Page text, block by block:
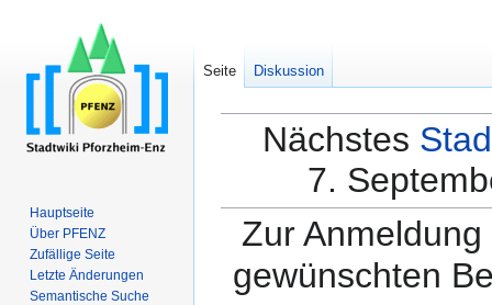
Nächstes
7.
Zur
gewünschten
Seite Diskussion
Hauptseite
Über PFENZ
Zufällige Seite
Letzte Änderungen
Semantische Suche